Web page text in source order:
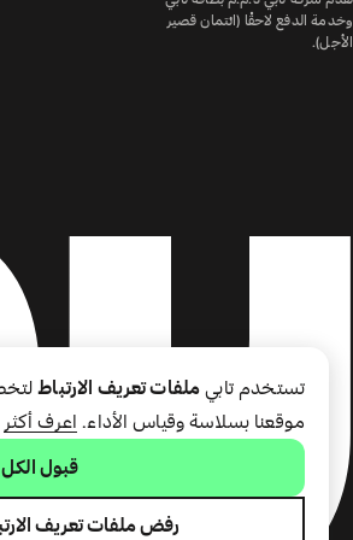
وخدمة الدفع لاحقًا (ائتمان قصير
الأجل).
تستخدم تابي ملفات تعريف الارتباط
موقعنا بسلاسة وقياس الأداء. اعرف أكثر
قبول الكل
رفض ملفات تعريف